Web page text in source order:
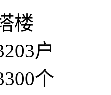
楼
户
个